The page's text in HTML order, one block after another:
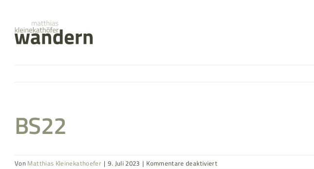
springen
Inhalt
springen
BS22
Von Matthias Kleinekathoefer | 9. Juli 2023 | Kommentare deaktiviertfür